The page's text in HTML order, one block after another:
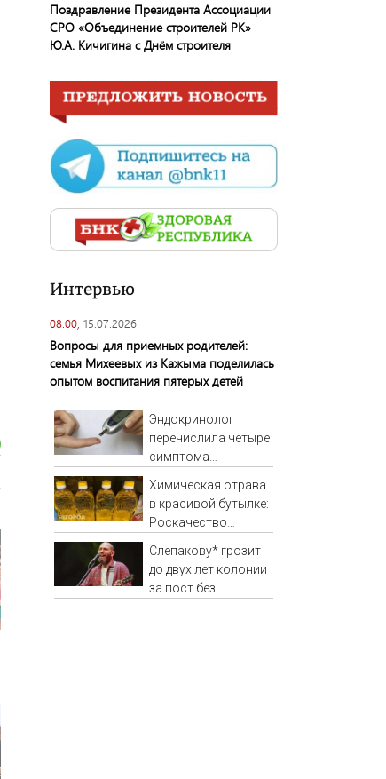
Поздравление Президента Ассоциации
СРО «Объединение строителей РК»
Ю.А. Кичигина с Днём строителя
Интервью
08:00, 15.07.2026
Вопросы для приемных родителей:
семья Михеевых из Кажыма поделилась
опытом воспитания пятерых детей
Эндокринолог
перечислила четыре
симптома
Химическая отрава
в красивой бутылке:
Роскачество
бренды
растительного
масла
Слепакову* грозит
до двух лет колонии
за пост без